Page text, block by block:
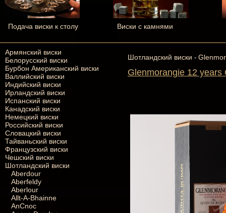
Подача виски к столу Виски с камнями
Армянский виски
Белорусский виски
Бурбон Американский виски
Валлийский виски
Индийский виски
Ирландский виски
Испанский виски
Канадский виски
Немецкий виски
Российский виски
Словацкий виски
Тайваньский виски
Французский виски
Чешский виски
Шотландский виски
Aberdour
Aberfeldy
Aberlour
Allt-A-Bhainne
AnCnoc
Шотландский виски -
Glenmorangie 12 years